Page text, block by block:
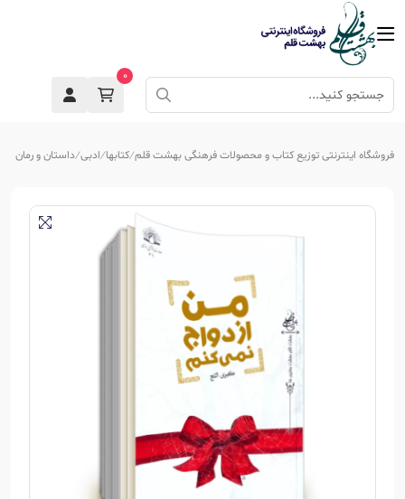
0
فروشگاه اینترنتی توزیع کتاب و محصولات فرهنگی بهشت قلم کتابها ادبی داستان و رمان